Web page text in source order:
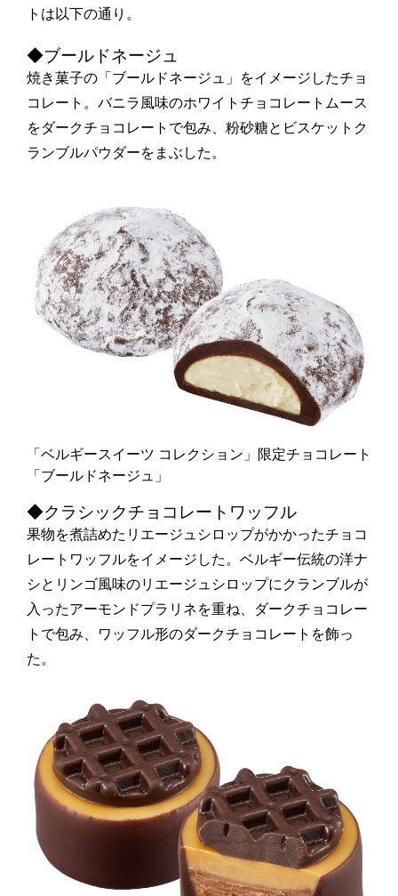
トは以下の通り。
◆ブールドネージュ
焼き菓子の「ブールドネージュ」をイメージしたチョ
コレート。バニラ風味のホワイトチョコレートムース
をダークチョコレートで包み、粉砂糖とビスケットク
ランブルパウダーをまぶした。
「ベルギースイーツ コレクション」限定チョコレート
「ブールドネージュ」
◆クラシックチョコレートワッフル
果物を煮詰めたリエージュシロップがかかったチョコ
レートワッフルをイメージした。ベルギー伝統の洋ナ
シとリンゴ風味のリエージュシロップにクランブルが
入ったアーモンドプラリネを重ね、ダークチョコレー
トで包み、ワッフル形のダークチョコレートを飾っ
た。